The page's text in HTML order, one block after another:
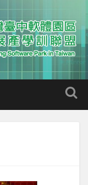
體園區發展
Software Park